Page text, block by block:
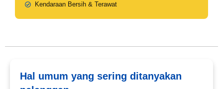
Kendaraan Bersih & Terawat
Hal umum yang sering ditanyakan